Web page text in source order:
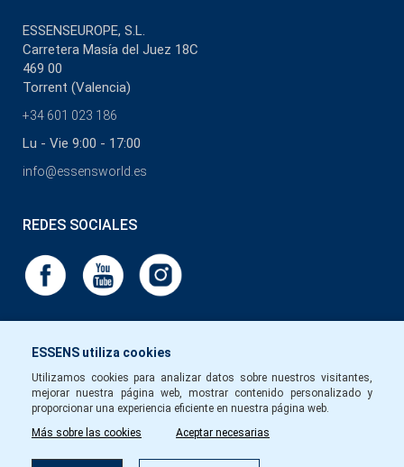
ESSENS utiliza cookies
Utilizamos cookies para analizar datos sobre nuestros visitantes,
mejorar nuestra página web, mostrar contenido personalizado y
proporcionar una experiencia eficiente en nuestra página web.
Más sobre las cookies
Aceptar necesarias
ESSENSEUROPE, S.L.
Carretera Masía del Juez 18C
469 00
Torrent (Valencia)
+34 601 023 186
Lu - Vie 9:00 - 17:00
info@essensworld.es
REDES SOCIALES